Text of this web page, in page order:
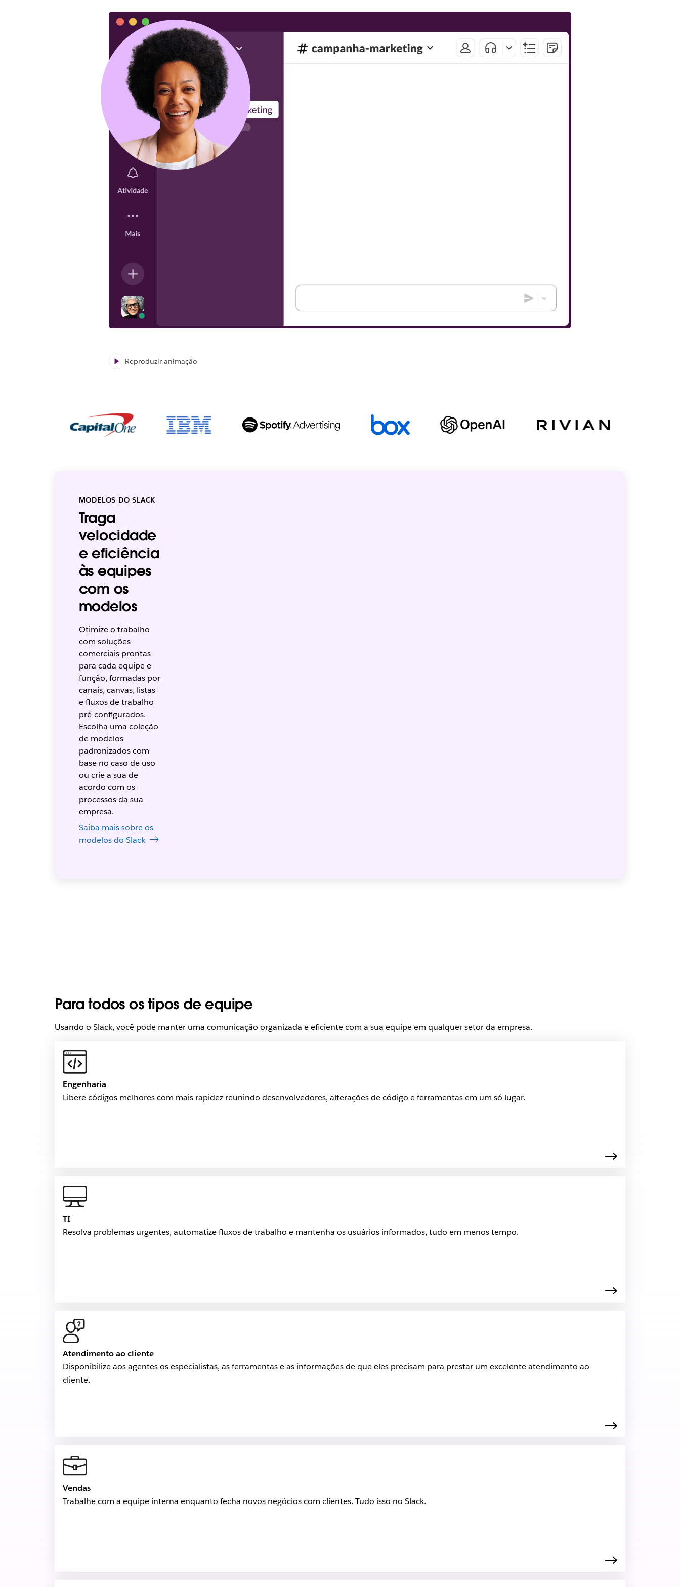
Reproduzir animação
MODELOS DO SLACK
Traga
velocidade
e eficiência
às equipes
com os
modelos
Otimize o trabalho
com soluções
comerciais prontas
para cada equipe e
função, formadas por
canais, canvas, listas
e fluxos de trabalho
pré-configurados.
Escolha uma coleção
de modelos
padronizados com
base no caso de uso
ou crie a sua de
acordo com os
processos da sua
empresa.
Saiba mais sobre os
modelos do Slack
Para todos os tipos de equipe
Usando o Slack, você pode manter uma comunicação organizada e eficiente com a sua equipe em qualquer setor da empresa.
Engenharia
Libere códigos melhores com mais rapidez reunindo desenvolvedores, alterações de código e ferramentas em um só lugar.
TI
Resolva problemas urgentes, automatize fluxos de trabalho e mantenha os usuários informados, tudo em menos tempo.
Atendimento ao cliente
Disponibilize aos agentes os especialistas, as ferramentas e as informações de que eles precisam para prestar um excelente atendimento ao
cliente.
Vendas
Trabalhe com a equipe interna enquanto fecha novos negócios com clientes. Tudo isso no Slack.